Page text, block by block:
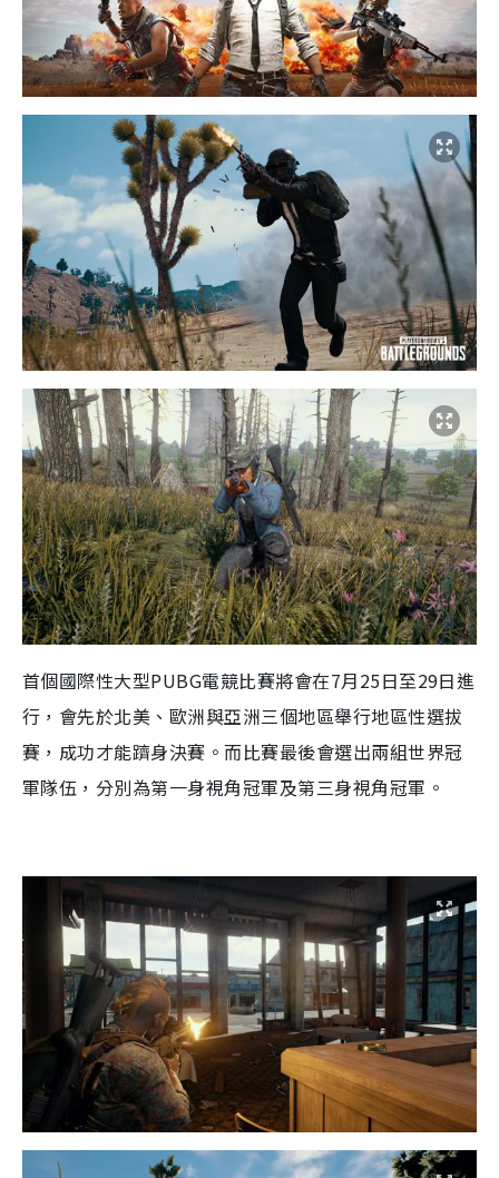
首個國際性大型PUBG電競比賽將會在7月25日至29日進
行，會先於北美、歐洲與亞洲三個地區舉行地區性選拔
賽，成功才能躋身決賽。而比賽最後會選出兩組世界冠
軍隊伍，分別為第一身視角冠軍及第三身視角冠軍。